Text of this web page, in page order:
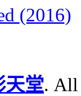
(2016)
天堂. All